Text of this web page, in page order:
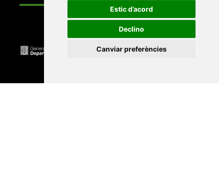
Estic d’acord
Declino
Canviar preferències